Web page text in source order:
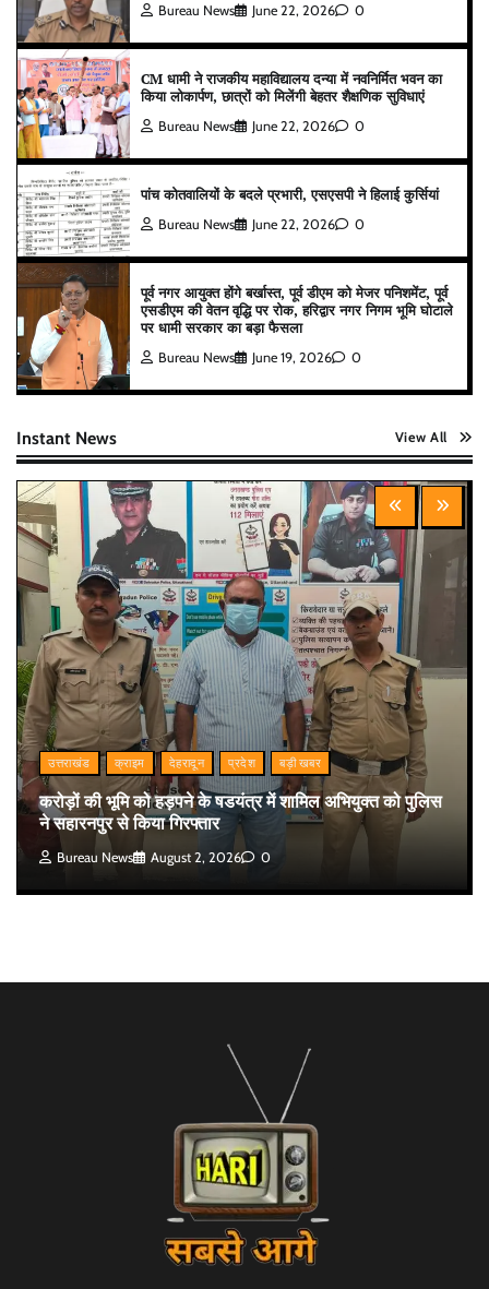
Bureau News June 22, 2026 0
CM धामी ने राजकीय महाविद्यालय दन्या में नवनिर्मित भवन का
किया लोकार्पण, छात्रों को मिलेंगी बेहतर शैक्षणिक सुविधाएं
Bureau News June 22, 2026 0
पांच कोतवालियों के बदले प्रभारी, एसएसपी ने हिलाई कुर्सियां
Bureau News June 22, 2026 0
पूर्व नगर आयुक्त होंगे बर्खास्त, पूर्व डीएम को मेजर पनिशमेंट, पूर्व
एसडीएम की वेतन वृद्धि पर रोक, हरिद्वार नगर निगम भूमि घोटाले
पर धामी सरकार का बड़ा फैसला
Bureau News June 19, 2026 0
Instant News View All
उत्तराखंड क्राइम देहरादून प्रदेश बड़ी खबर
करोड़ों की भूमि को हड़पने के षडयंत्र में शामिल अभियुक्त को पुलिस
ने सहारनपुर से किया गिरफ्तार
Bureau News August 2, 2026 0